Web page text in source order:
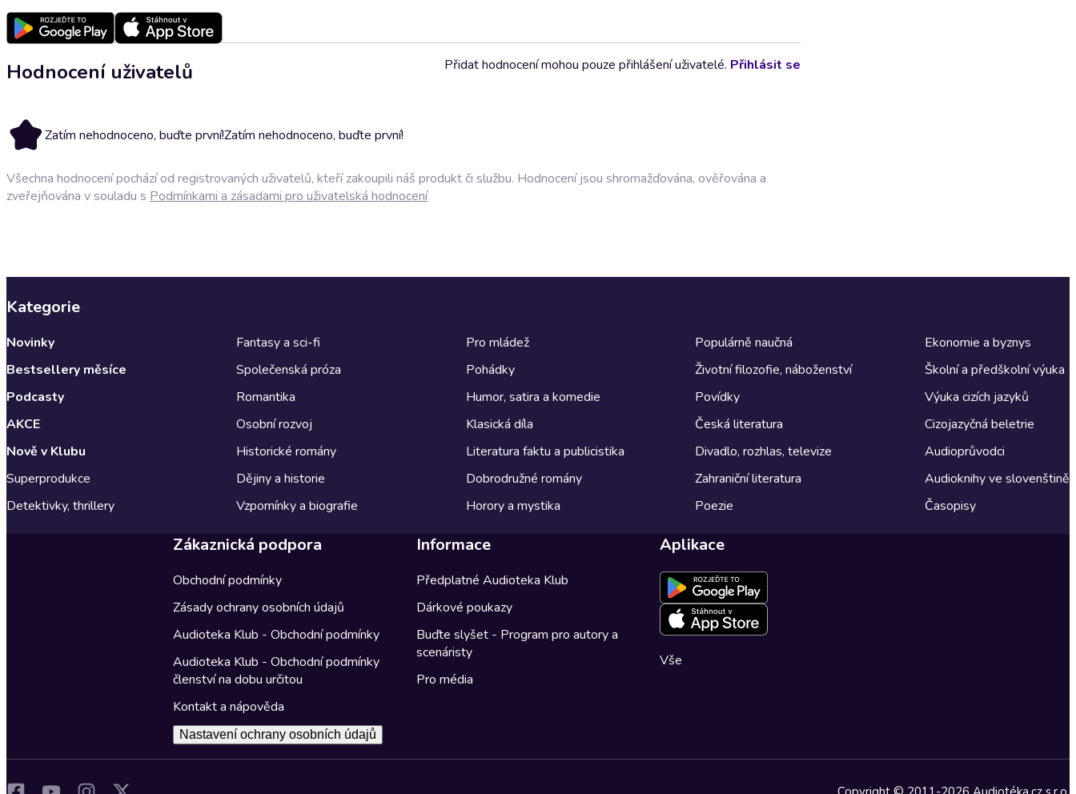
Hodnocení uživatelů
Zatím nehodnoceno, buďte první!Zatím nehodnoceno, buďte první!
Přidat hodnocení mohou pouze přihlášení uživatelé. Přihlásit se
Všechna hodnocení pochází od registrovaných uživatelů, kteří zakoupili náš produkt či službu. Hodnocení jsou shromažďována, ověřována a
zveřejňována v souladu s Podmínkami a zásadami pro uživatelská hodnocení
Kategorie
Novinky
Bestsellery měsíce
Podcasty
AKCE
Nově v Klubu
Superprodukce
Detektivky, thrillery
Fantasy a sci-fi
Společenská próza
Romantika
Osobní rozvoj
Historické romány
Dějiny a historie
Vzpomínky a biografie
Pro mládež
Pohádky
Humor, satira a komedie
Klasická díla
Literatura faktu a publicistika
Dobrodružné romány
Horory a mystika
Populárně naučná
Životní filozofie, náboženství
Povídky
Česká literatura
Divadlo, rozhlas, televize
Zahraniční literatura
Poezie
Ekonomie a byznys
Školní a předškolní výuka
Výuka cizích jazyků
Cizojazyčná beletrie
Audioprůvodci
Audioknihy ve slovenštině
Časopisy
Zákaznická podpora
Obchodní podmínky
Zásady ochrany osobních údajů
Audioteka Klub - Obchodní podmínky
Audioteka Klub - Obchodní podmínky
členství na dobu určitou
Kontakt a nápověda
Nastavení ochrany osobních údajů
Informace
Předplatné Audioteka Klub
Dárkové poukazy
Buďte slyšet - Program pro autory a
scenáristy
Pro média
Aplikace
Vše